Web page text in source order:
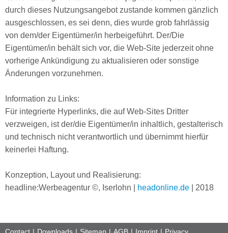
durch dieses Nutzungsangebot zustande kommen gänzlich
ausgeschlossen, es sei denn, dies wurde grob fahrlässig
von dem/der Eigentümer/in herbeigeführt. Der/Die
Eigentümer/in behält sich vor, die Web-Site jederzeit ohne
vorherige Ankündigung zu aktualisieren oder sonstige
Änderungen vorzunehmen.
Information zu Links:
Für integrierte Hyperlinks, die auf Web-Sites Dritter
verzweigen, ist der/die Eigentümer/in inhaltlich, gestalterisch
und technisch nicht verantwortlich und übernimmt hierfür
keinerlei Haftung.
Konzeption, Layout und Realisierung:
headline:Werbeagentur ©, Iserlohn |
headonline.de | 2018